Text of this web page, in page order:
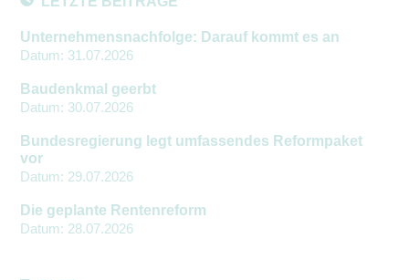
Unternehmensnachfolge: Darauf kommt es an
Datum: 31.07.2026
Baudenkmal geerbt
Datum: 30.07.2026
Bundesregierung legt umfassendes Reformpaket
vor
Datum: 29.07.2026
Die geplante Rentenreform
Datum: 28.07.2026